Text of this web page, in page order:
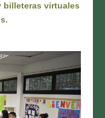
billeteras virtuales